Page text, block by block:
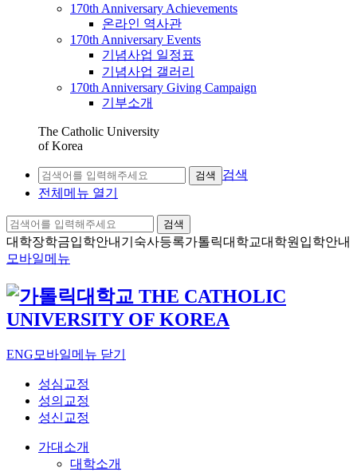
170th Anniversary Achievements
온라인 역사관
170th Anniversary Events
기념사업 일정표
기념사업 갤러리
170th Anniversary Giving Campaign
기부소개
The Catholic University
of Korea
검색
검색
전체메뉴 열기
검색
대학장학금입학안내 기숙사등록가톨릭대학교대학원입학안내
모바일메뉴
ENG 모바일메뉴 닫기
성심교정
성의교정
성신교정
가대소개
대학소개